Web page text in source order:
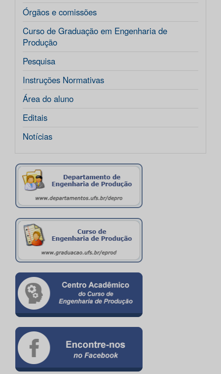
Órgãos e comissões
Curso de Graduação em Engenharia de
Produção
Pesquisa
Instruções Normativas
Área do aluno
Editais
Notícias